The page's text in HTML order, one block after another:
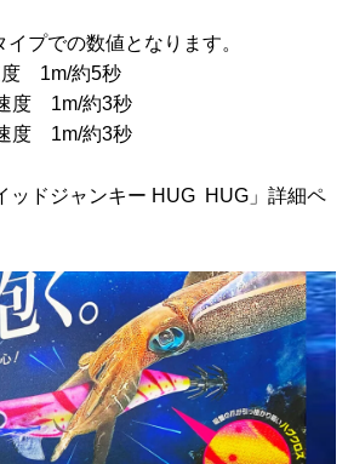
プでの数値となります。
度 1m/約5秒
度 1m/約3秒
度 1m/約3秒
ッドジャンキー HUG HUG」詳細ペ